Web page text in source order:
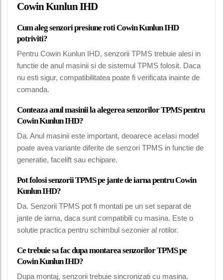
Cowin Kunlun IHD
Cum aleg senzori presiune roti Cowin Kunlun IHD
potriviti?
Pentru Cowin Kunlun IHD, senzorii TPMS trebuie alesi in
functie de anul masinii si de sistemul TPMS folosit. Daca
nu esti sigur, compatibilitatea poate fi verificata inainte de
comanda.
Conteaza anul masinii la alegerea senzorilor TPMS pentru
Cowin Kunlun IHD?
Da. Anul masinii este important, deoarece acelasi model
poate avea variante diferite de senzori TPMS in functie de
generatie, facelift sau echipare.
Pot folosi senzorii TPMS pe jante de iarna pentru Cowin
Kunlun IHD?
Da. Senzorii TPMS pot fi montati pe un set separat de
jante de iarna, daca sunt compatibili cu masina. Este o
solutie practica pentru schimbul sezonier al rotilor.
Ce trebuie sa fac dupa montarea senzorilor TPMS pe
Cowin Kunlun IHD?
Dupa montaj, senzorii trebuie sincronizati cu masina.